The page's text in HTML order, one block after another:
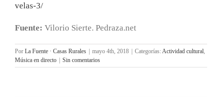
velas-3/
Fuente: Vilorio Sierte. Pedraza.net
Por La Fuente · Casas Rurales | mayo 4th, 2018 | Categorías: Actividad cultural
Música en directo | Sin comentarios